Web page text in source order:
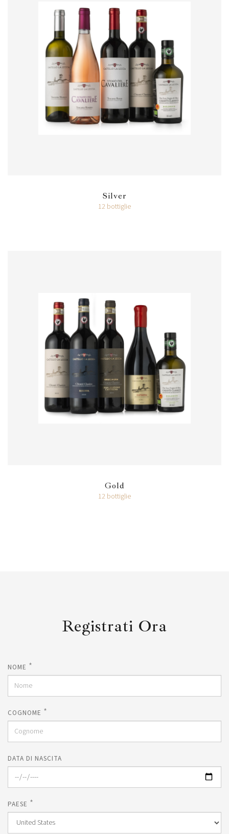
Silver
12 bottiglie
Gold
12 bottiglie
Registrati Ora
NOME *
COGNOME *
DATA DI NASCITA
PAESE *